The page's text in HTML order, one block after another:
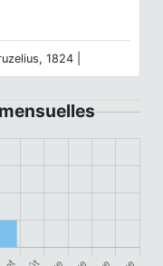
1824 |